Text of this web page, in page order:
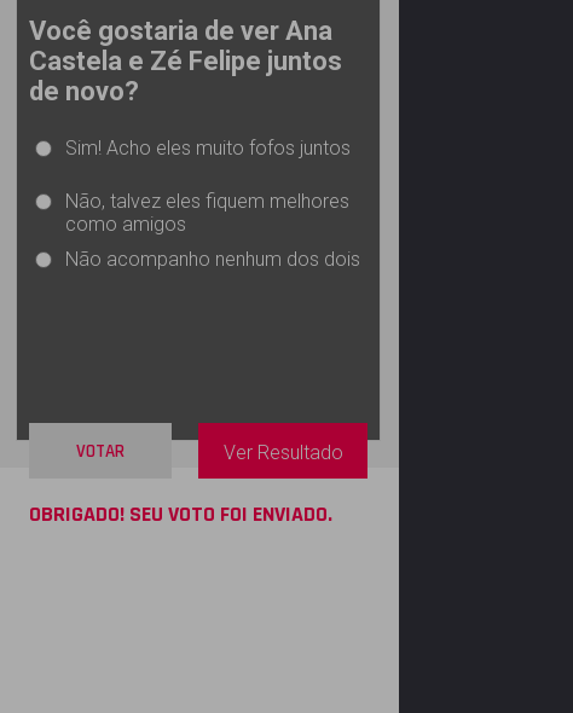
Você gostaria de ver Ana
Castela e Zé Felipe juntos
de novo?
Sim! Acho eles muito fofos juntos
Não, talvez eles fiquem melhores
como amigos
Não acompanho nenhum dos dois
VOTAR Ver Resultado
OBRIGADO! SEU VOTO FOI ENVIADO.